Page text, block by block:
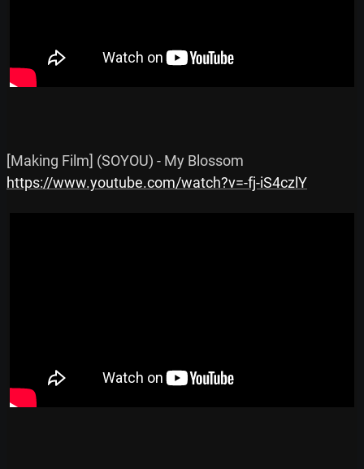
https://www.youtube.com/watch?v=-fj-iS4czlY